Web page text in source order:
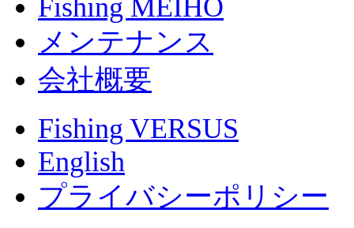
Fishing MEIHO
メンテナンス
会社概要
Fishing VERSUS
English
プライバシーポリシー